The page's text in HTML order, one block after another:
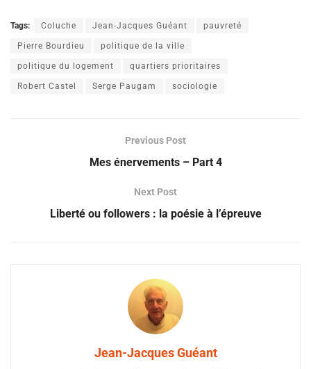
Tags: Coluche Jean-Jacques Guéant pauvreté
Pierre Bourdieu politique de la ville
politique du logement quartiers prioritaires
Robert Castel Serge Paugam sociologie
Previous Post
Mes énervements – Part 4
Next Post
Liberté ou followers : la poésie à l’épreuve
Jean-Jacques Guéant